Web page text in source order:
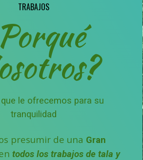
TRABAJOS
le ofrecemos para su
tranquilidad
presumir de una Gran
todos los trabajos de tala y